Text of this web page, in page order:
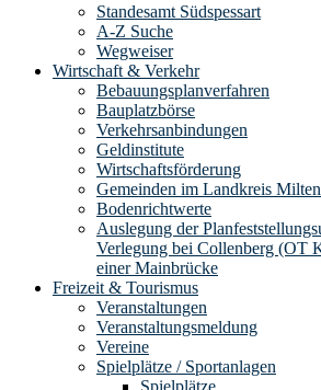
Standesamt Südspessart
A-Z Suche
Wegweiser
Wirtschaft & Verkehr
Bebauungsplanverfahren
Bauplatzbörse
Verkehrsanbindungen
Geldinstitute
Wirtschaftsförderung
Gemeinden im Landkreis
Bodenrichtwerte
Auslegung der
Verlegung bei Collenberg (OT
einer Mainbrücke
Freizeit & Tourismus
Veranstaltungen
Veranstaltungsmeldung
Vereine
Spielplätze / Sportanlagen
Spielplätze